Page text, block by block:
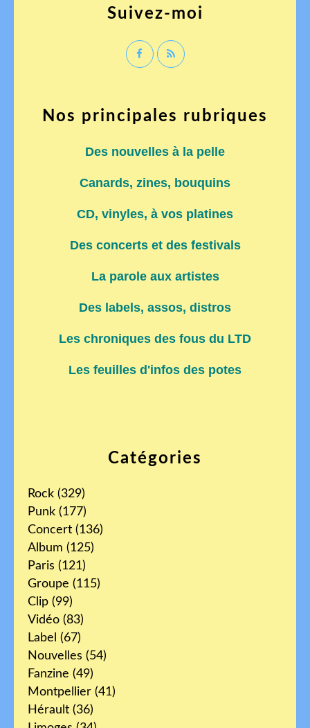
Catégories
Rock (329)
Punk (177)
Concert (136)
Album (125)
Paris (121)
Groupe (115)
Clip (99)
Vidéo (83)
Label (67)
Nouvelles (54)
Fanzine (49)
Montpellier (41)
Hérault (36)
Suivez-moi
Nos principales rubriques
Des nouvelles à la pelle
Canards, zines, bouquins
CD, vinyles, à vos platines
Des concerts et des festivals
La parole aux artistes
Des labels, assos, distros
Les chroniques des fous du LTD
Les feuilles d'infos des potes